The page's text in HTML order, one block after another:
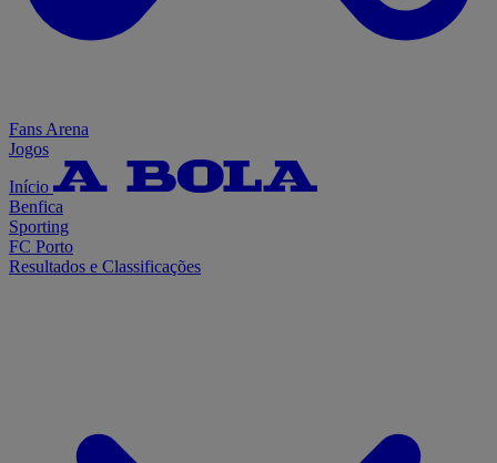
Fans Arena
Jogos
Início
Benfica
Sporting
FC Porto
Resultados e Classificações